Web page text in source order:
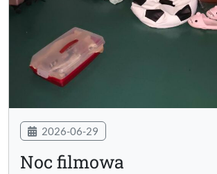
2026-06-29
Noc filmowa